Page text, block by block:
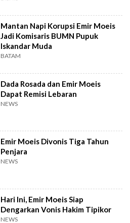
Mantan Napi Korupsi Emir Moeis
Jadi Komisaris BUMN Pupuk
Iskandar Muda
BATAM
Dada Rosada dan Emir Moeis
Dapat Remisi Lebaran
NEWS
Emir Moeis Divonis Tiga Tahun
Penjara
NEWS
Hari Ini, Emir Moeis Siap
Dengarkan Vonis Hakim Tipikor
NEWS